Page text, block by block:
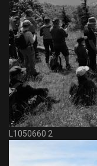
L1050660 2